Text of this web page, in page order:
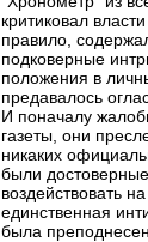
критиковал
правило,
подковерные
положения в
предавалось
И поначалу
газеты, они
никаких
были
воздействовать
единственная
была